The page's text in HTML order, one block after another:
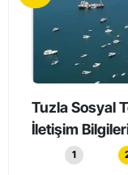
Tuzla’da
Düzenlendi
1